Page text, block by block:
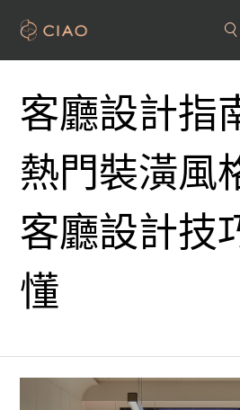
客廳設計指
熱門裝潢風
客廳設計技
懂